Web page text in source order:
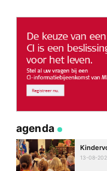
agenda
13-08-